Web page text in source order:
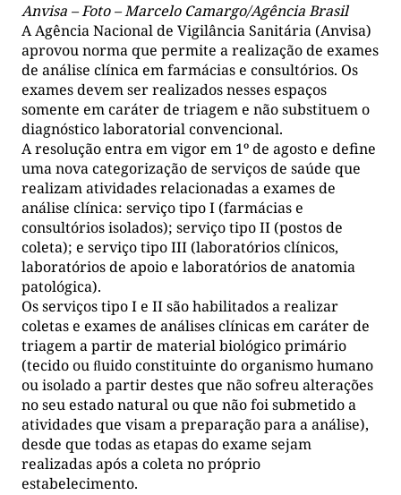
Anvisa – Foto – Marcelo Camargo/Agência Brasil
A Agência Nacional de Vigilância Sanitária (Anvisa)
aprovou norma que permite a realização de exames
de análise clínica em farmácias e consultórios. Os
exames devem ser realizados nesses espaços
somente em caráter de triagem e não substituem o
diagnóstico laboratorial convencional.
A resolução entra em vigor em 1º de agosto e define
uma nova categorização de serviços de saúde que
realizam atividades relacionadas a exames de
análise clínica: serviço tipo I (farmácias e
consultórios isolados); serviço tipo II (postos de
coleta); e serviço tipo III (laboratórios clínicos,
laboratórios de apoio e laboratórios de anatomia
patológica).
Os serviços tipo I e II são habilitados a realizar
coletas e exames de análises clínicas em caráter de
triagem a partir de material biológico primário
(tecido ou ﬂuido constituinte do organismo humano
ou isolado a partir destes que não sofreu alterações
no seu estado natural ou que não foi submetido a
atividades que visam a preparação para a análise),
desde que todas as etapas do exame sejam
realizadas após a coleta no próprio
estabelecimento.